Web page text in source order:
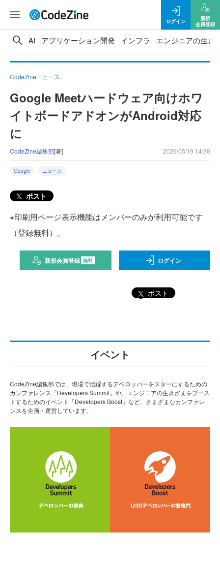
ログイン
新規
会員登録
AI アプリケーション開発 インフラ エンジニアの生き
CodeZineニュース
Google Meetハードウェア向けホワ
イトボードアドオンがAndroid対応
に
CodeZine編集部[著] 2026/05/19 14:30
Google ニュース
ポスト
※印刷用ページ表示機能はメンバーのみが利用可能です
（登録無料）。
新規会員登録 無料 ログイン
ポスト
イベント
CodeZine編集部では、現場で活躍するデベロッパーをスターにするための
カンファレンス「Developers Summit」や、エンジニアの生きざまをブース
トするためのイベント「Developers Boost」など、さまざまなカンファレ
ンスを企画・運営しています。